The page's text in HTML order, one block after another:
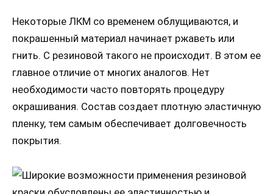
Некоторые ЛКМ со временем облущиваются, и
покрашенный материал начинает ржаветь или
гнить. С резиновой такого не происходит. В этом ее
главное отличие от многих аналогов. Нет
необходимости часто повторять процедуру
окрашивания. Состав создает плотную эластичную
пленку, тем самым обеспечивает долговечность
покрытия.